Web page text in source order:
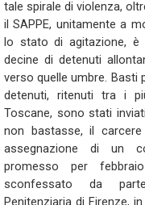
tale spirale di violenza,
il SAPPE, unitamente a
lo stato di agitazione, è
decine di detenuti
verso quelle umbre. Basti
detenuti, ritenuti tra i
Toscane, sono stati
non bastasse, il
assegnazione di un
promesso per
sconfessato da
Penitenziaria di Firenze,